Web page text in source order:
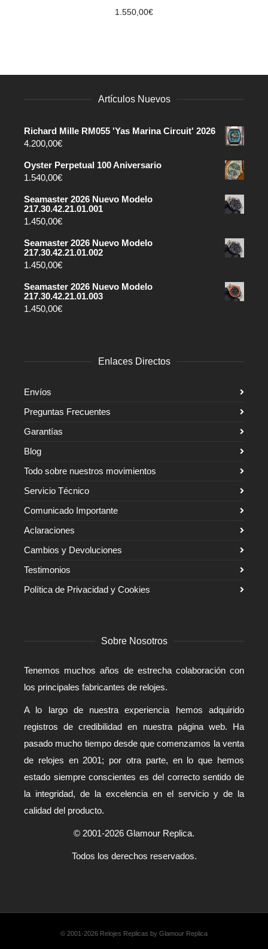
1.550,00€
Artículos Nuevos
Richard Mille RM055 'Yas Marina Circuit' 2026
4.200,00€
Oyster Perpetual 100 Aniversario
1.540,00€
Seamaster 2026 Nuevo Modelo
217.30.42.21.01.001
1.450,00€
Seamaster 2026 Nuevo Modelo
217.30.42.21.01.002
1.450,00€
Seamaster 2026 Nuevo Modelo
217.30.42.21.01.003
1.450,00€
Enlaces Directos
Envíos
Preguntas Frecuentes
Garantías
Blog
Todo sobre nuestros movimientos
Servicio Técnico
Comunicado Importante
Aclaraciones
Cambios y Devoluciones
Testimonios
Política de Privacidad y Cookies
Sobre Nosotros
Tenemos muchos años de estrecha colaboración con
los principales fabricantes de relojes.
A lo largo de nuestra experiencia hemos adquirido
registros de credibilidad en nuestra página web. Ha
pasado mucho tiempo desde que comenzamos la venta
de relojes en 2001; por otra parte, en lo que hemos
estado siempre conscientes es del correcto sentido de
la integridad, de la excelencia en el servicio y de la
calidad del producto.
© 2001-2026 Glamour Replica.
Todos los derechos reservados.
© 2001-2026 Relojes Replicas by Glamour Replica